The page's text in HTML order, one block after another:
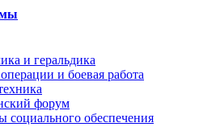
и геральдика
и боевая работа
форум
социального обеспечения